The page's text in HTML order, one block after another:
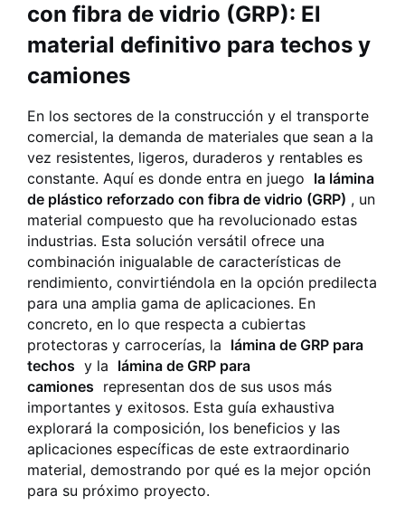
con fibra de vidrio (GRP): El
material definitivo para techos y
camiones
En los sectores de la construcción y el transporte
comercial, la demanda de materiales que sean a la
vez resistentes, ligeros, duraderos y rentables es
constante. Aquí es donde entra en juego la lámina
de plástico reforzado con fibra de vidrio (GRP) , un
material compuesto que ha revolucionado estas
industrias. Esta solución versátil ofrece una
combinación inigualable de características de
rendimiento, convirtiéndola en la opción predilecta
para una amplia gama de aplicaciones. En
concreto, en lo que respecta a cubiertas
protectoras y carrocerías, la lámina de GRP para
techos y la lámina de GRP para
camiones representan dos de sus usos más
importantes y exitosos. Esta guía exhaustiva
explorará la composición, los beneficios y las
aplicaciones específicas de este extraordinario
material, demostrando por qué es la mejor opción
para su próximo proyecto.